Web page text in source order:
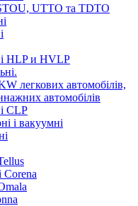
UTTO та TDTO
HLP и HVLP
легкових автомобілів,
автомобілів
CLP
і вакуумні
Corena